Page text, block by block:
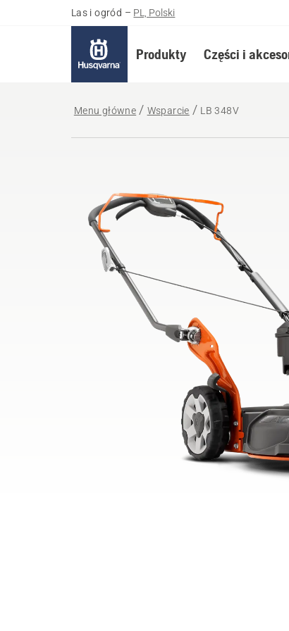
Las i ogród – PL, Polski
Produkty Części i
Menu główne Wsparcie LB 348V